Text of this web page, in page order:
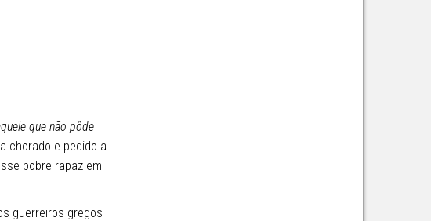
que não pôde
chorado e pedido a
pobre rapaz em
guerreiros gregos